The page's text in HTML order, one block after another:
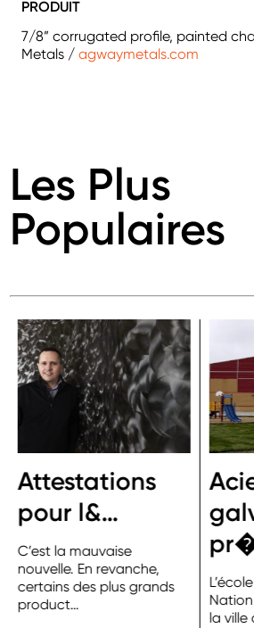
PRODUIT
7/8” corrugated profile, painted
Metals / agwaymetals.com
Les Plus
Populaires
Attestations
pour l&…
C’est la mauvaise
nouvelle. En revanche,
certains des plus grands
product…
la ville